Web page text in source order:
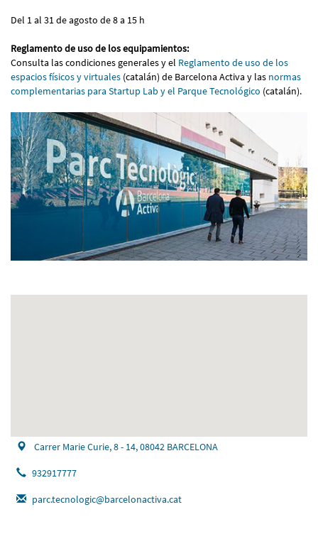
Del 1 al 31 de agosto de 8 a 15 h
Reglamento de uso de los equipamientos:
Consulta las condiciones generales y el Reglamento de uso de los
espacios físicos y virtuales (catalán) de Barcelona Activa y las normas
complementarias para Startup Lab y el Parque Tecnológico (catalán).
Carrer Marie Curie, 8 - 14, 08042 BARCELONA
932917777
parc.tecnologic@barcelonactiva.cat